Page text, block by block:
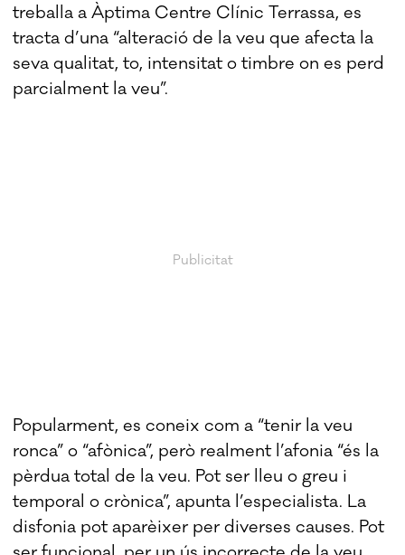
treballa a Àptima Centre Clínic Terrassa, es
tracta d’una “alteració de la veu que afecta la
seva qualitat, to, intensitat o timbre on es perd
parcialment la veu”.
Popularment, es coneix com a “tenir la veu
ronca” o “afònica”, però realment l’afonia “és la
pèrdua total de la veu. Pot ser lleu o greu i
temporal o crònica”, apunta l’especialista. La
disfonia pot aparèixer per diverses causes. Pot